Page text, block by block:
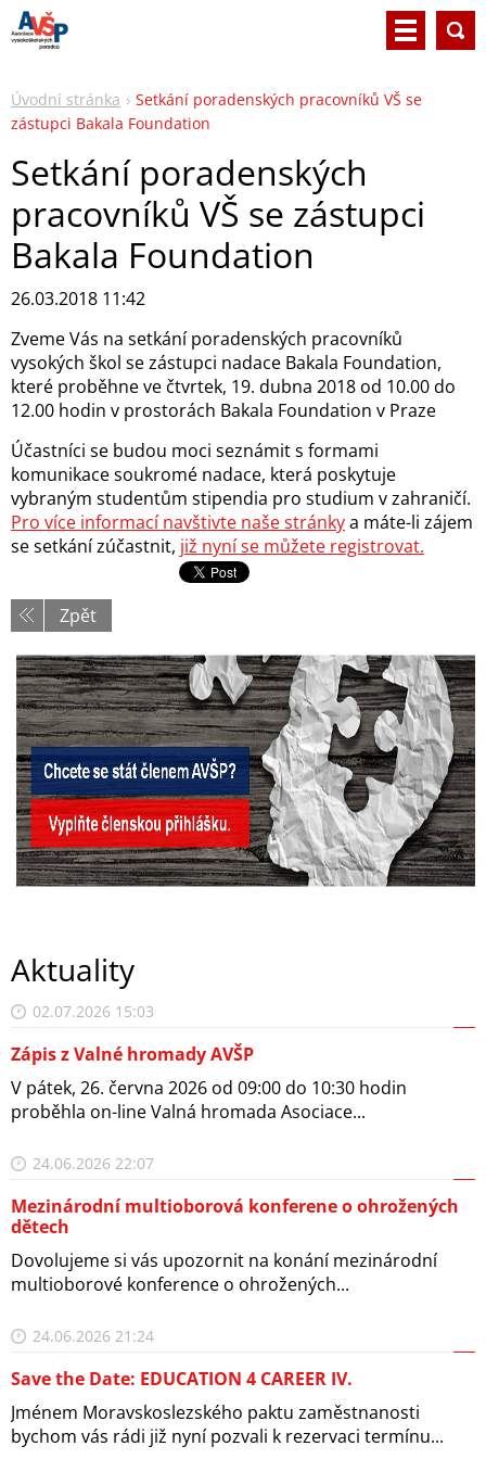
Úvodní stránka
Setkání poradenských pracovníků VŠ se
zástupci Bakala Foundation
Setkání poradenských
pracovníků VŠ se zástupci
Bakala Foundation
26.03.2018 11:42
Zveme Vás na setkání poradenských pracovníků
vysokých škol se zástupci nadace Bakala Foundation,
které proběhne ve čtvrtek, 19. dubna 2018 od 10.00 do
12.00 hodin v prostorách Bakala Foundation v Praze
Účastníci se budou moci seznámit s formami
komunikace soukromé nadace, která poskytuje
vybraným studentům stipendia pro studium v zahraničí.
Pro více informací navštivte naše stránkya máte-li zájem
se setkání zúčastnit, již nyní se můžete registrovat.
Zpět
Aktuality
02.07.2026 15:03
Zápis z Valné hromady AVŠP
V pátek, 26. června 2026 od 09:00 do 10:30 hodin
proběhla on-line Valná hromada Asociace...
24.06.2026 22:07
Mezinárodní multioborová konferene o ohrožených
dětech
Dovolujeme si vás upozornit na konání mezinárodní
multioborové konference o ohrožených...
24.06.2026 21:24
Save the Date: EDUCATION 4 CAREER IV.
Jménem Moravskoslezského paktu zaměstnanosti
bychom vás rádi již nyní pozvali k rezervaci termínu...